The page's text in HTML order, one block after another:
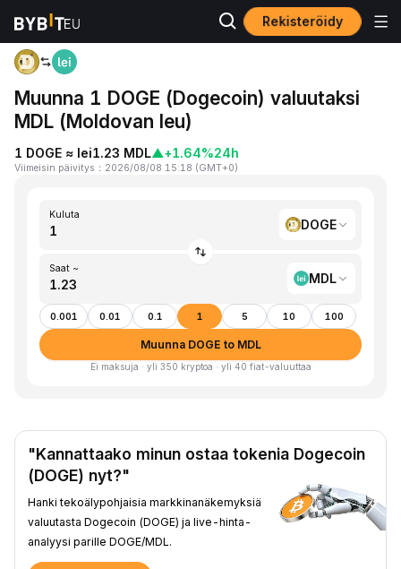
Rekisteröidy
Koti DOGE to MDL
Muunna 1 DOGE (Dogecoin) valuutaksi
MDL (Moldovan leu)
1 DOGE ≈ lei1.23 MDL▲+1.64%24h
Viimeisin päivitys ： 2026/08/08 15:18 (GMT+0)
Kuluta
DOGE
Saat ~
MDL
0.001 0.01 0.1 1 5 10 100
Muunna DOGE to MDL
Ei maksuja · yli 350 kryptoa · yli 40 fiat-valuuttaa
"Kannattaako minun ostaa tokenia Dogecoin
(DOGE) nyt?"
Hanki tekoälypohjaisia markkinanäkemyksiä
valuutasta Dogecoin (DOGE) ja live-hinta-
analyysi parille DOGE/MDL.